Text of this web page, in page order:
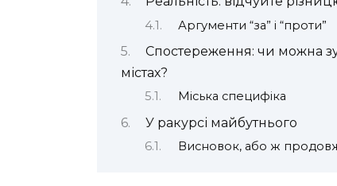
Аргументи “за” і “проти”
Спостереження: чи можна
містах?
Міська специфіка
У ракурсі майбутнього
Висновок, або ж